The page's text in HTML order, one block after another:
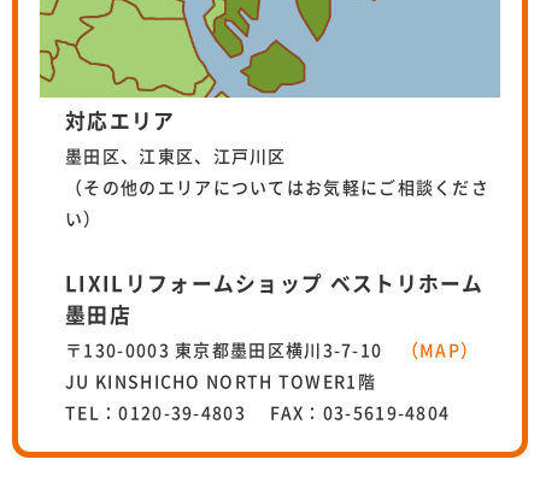
対応エリア
墨田区、江東区、江戸川区
（その他のエリアについてはお気軽にご相談くださ
い）
LIXILリフォームショップ ベストリホーム
墨田店
〒130-0003 東京都墨田区横川3-7-10
（MAP）
JU KINSHICHO NORTH TOWER1階
TEL：0120-39-4803 FAX：03-5619-4804